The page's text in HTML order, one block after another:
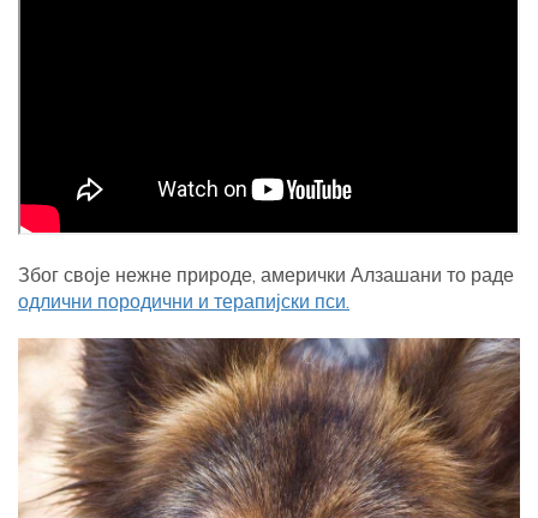
Због своје нежне природе, амерички Алзашани то раде
одлични породични и терапијски пси.